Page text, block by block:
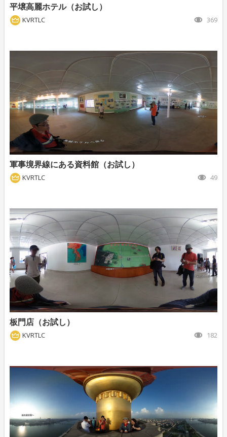
平壌高麗ホテル（お試し）
KVRTLC 369
軍事境界線にある資料館（お試し）
KVRTLC 49
板門店（お試し）
KVRTLC 182